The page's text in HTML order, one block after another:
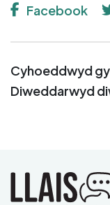
Facebook
Cyhoeddwyd
Diweddarwyd